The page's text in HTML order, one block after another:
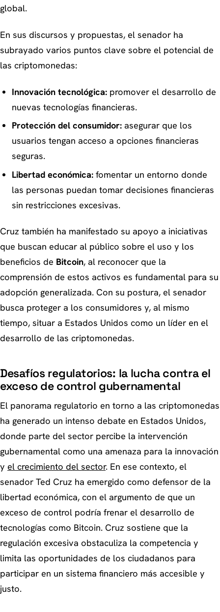
global.
En sus discursos y propuestas, el senador ha
subrayado varios puntos clave sobre el potencial de
las criptomonedas:
Innovación tecnológica:promover el desarrollo de
nuevas tecnologías financieras.
Protección del consumidor:asegurar que los
usuarios tengan acceso a opciones financieras
seguras.
Libertad económica:fomentar un entorno donde
las personas puedan tomar decisiones financieras
sin restricciones excesivas.
Cruz también ha manifestado su apoyo a iniciativas
que buscan educar al público sobre el uso y los
beneficios de Bitcoin, al reconocer que la
comprensión de estos activos es fundamental para su
adopción generalizada. Con su postura, el senador
busca proteger a los consumidores y, al mismo
tiempo, situar a Estados Unidos como un líder en el
desarrollo de las criptomonedas.
Desafíos regulatorios: la lucha contra el
exceso de control gubernamental
El panorama regulatorio en torno a las criptomonedas
ha generado un intenso debate en Estados Unidos,
donde parte del sector percibe la intervención
gubernamental como una amenaza para la innovación
y el crecimiento del sector. En ese contexto, el
senador Ted Cruz ha emergido como defensor de la
libertad económica, con el argumento de que un
exceso de control podría frenar el desarrollo de
tecnologías como Bitcoin. Cruz sostiene que la
regulación excesiva obstaculiza la competencia y
limita las oportunidades de los ciudadanos para
participar en un sistema financiero más accesible y
justo.